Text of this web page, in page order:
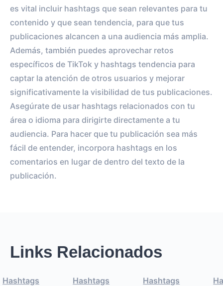
es vital incluir hashtags que sean relevantes para tu
contenido y que sean tendencia, para que tus
publicaciones alcancen a una audiencia más amplia.
Además, también puedes aprovechar retos
específicos de TikTok y hashtags tendencia para
captar la atención de otros usuarios y mejorar
significativamente la visibilidad de tus publicaciones.
Asegúrate de usar hashtags relacionados con tu
área o idioma para dirigirte directamente a tu
audiencia. Para hacer que tu publicación sea más
fácil de entender, incorpora hashtags en los
comentarios en lugar de dentro del texto de la
publicación.
Links Relacionados
Hashtags
Hashtags
Hashtags